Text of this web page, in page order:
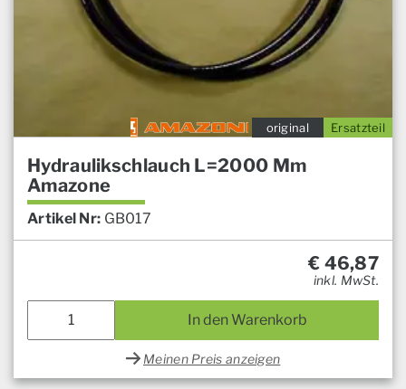
Ersatzteil
original
Hydraulikschlauch L=2000 Mm
Amazone
Artikel Nr: GB017
€ 46,87
inkl. MwSt.
In den Warenkorb
Meinen Preis anzeigen